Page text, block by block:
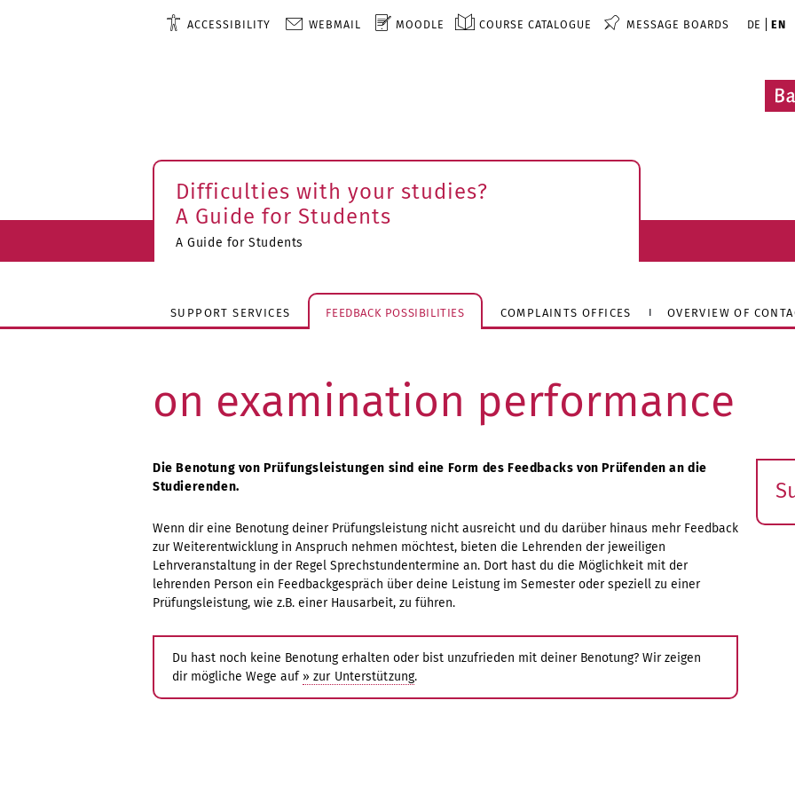
ACCESSIBILITY WEBMAIL MOODLE COURSE CATALOGUE MESSAGE BOARDS DE EN
Difficulties with your studies?
A Guide for Students
A Guide for Students
SUPPORT SERVICES FEEDBACK POSSIBILITIES COMPLAINTS OFFICES OVERVIEW OF
on examination performance
Die Benotung von Prüfungsleistungen sind eine Form des Feedbacks von Prüfenden an die
Studierenden.
Wenn dir eine Benotung deiner Prüfungsleistung nicht ausreicht und du darüber hinaus mehr Feedback
zur Weiterentwicklung in Anspruch nehmen möchtest, bieten die Lehrenden der jeweiligen
Lehrveranstaltung in der Regel Sprechstundentermine an. Dort hast du die Möglichkeit mit der
lehrenden Person ein Feedbackgespräch über deine Leistung im Semester oder speziell zu einer
Prüfungsleistung, wie z.B. einer Hausarbeit, zu führen.
Du hast noch keine Benotung erhalten oder bist unzufrieden mit deiner Benotung? Wir zeigen
dir mögliche Wege auf » zur Unterstützung.